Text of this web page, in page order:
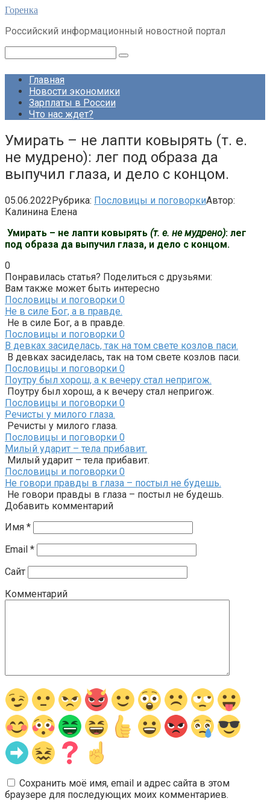
Перейти
контенту
Горенка
Российский информационный новостной портал
Главная
Новости экономики
Зарплаты в России
Что нас ждет?
Умирать – не лапти ковырять (т. е.
не мудрено): лег под образа да
выпучил глаза, и дело с концом.
05.06.2022Рубрика: Пословицы и поговоркиАвтор:
Калинина Елена
Умирать – не лапти ковырять (т. е. не мудрено): лег
под образа да выпучил глаза, и дело с концом.
0
Понравилась статья? Поделиться с друзьями:
Вам также может быть интересно
Пословицы и поговорки 0
Не в силе Бог, а в правде.
Не в силе Бог, а в правде.
Пословицы и поговорки 0
В девках засиделась, так на том свете козлов паси.
В девках засиделась, так на том свете козлов паси.
Пословицы и поговорки 0
Поутру был хорош, а к вечеру стал непригож.
Поутру был хорош, а к вечеру стал непригож.
Пословицы и поговорки 0
Речисты у милого глаза.
Речисты у милого глаза.
Пословицы и поговорки 0
Милый ударит – тела прибавит.
Милый ударит – тела прибавит.
Пословицы и поговорки 0
Не говори правды в глаза – постыл не будешь.
Не говори правды в глаза – постыл не будешь.
Добавить комментарий
Имя *
Email *
Сайт
Комментарий
Сохранить моё имя, email и адрес сайта в этом
браузере для последующих моих комментариев.